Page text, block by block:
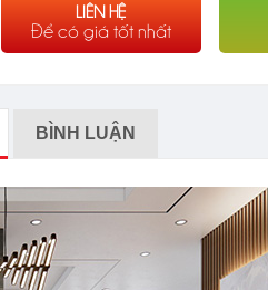
LIÊN HỆ
Để có giá tốt nhất
BÌNH LUẬN